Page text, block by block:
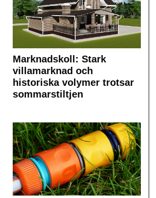
Marknadskoll: Stark
villamarknad och
historiska volymer trotsar
sommarstiltjen